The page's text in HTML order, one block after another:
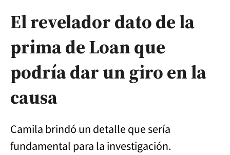
El revelador dato de la
prima de Loan que
podría dar un giro en la
causa
Camila brindó un detalle que sería
fundamental para la investigación.